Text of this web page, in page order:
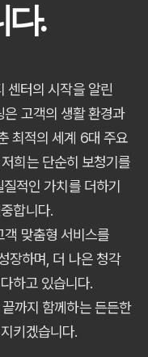
.
센터의 시작을 알린
고객의 생활 환경과
최적의 세계 6대 주요
희는 단순히 보청기를
적인 가치를 더하기
합니다.
맞춤형 서비스를
장하며, 더 나은 청각
하고 있습니다.
까지 함께하는 든든한
키겠습니다.